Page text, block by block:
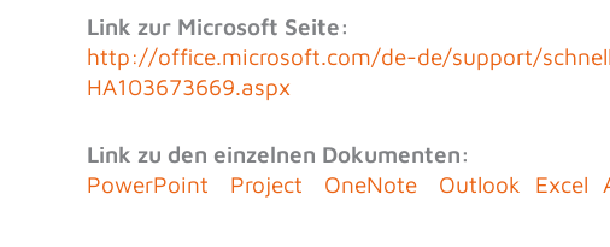
Link zur Microsoft Seite:
http://office.microsoft.com/de-de/support/
HA103673669.aspx
Link zu den einzelnen Dokumenten:
PowerPoint
Project OneNote Outlook Excel